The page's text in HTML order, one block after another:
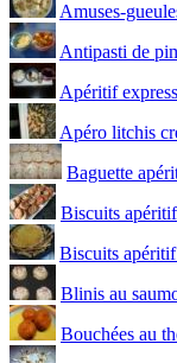
Amuses-
Antipasti de
Apéritif
Apéro litchis
Baguette
Biscuits apéritif
Biscuits apéritif
Blinis au
Bouchées au